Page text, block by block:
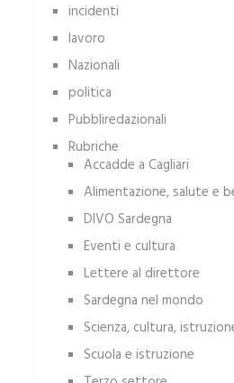
incidenti
lavoro
Nazionali
politica
Pubbliredazionali
Rubriche
Accadde a Cagliari
Alimentazione, salute e
DIVO Sardegna
Eventi e cultura
Lettere al direttore
Sardegna nel mondo
Scienza, cultura,
Scuola e istruzione